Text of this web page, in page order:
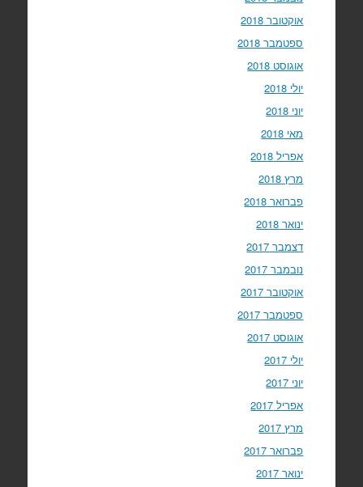
אוקטובר 2018
ספטמבר 2018
אוגוסט 2018
יולי 2018
יוני 2018
מאי 2018
אפריל 2018
מרץ 2018
פברואר 2018
ינואר 2018
דצמבר 2017
נובמבר 2017
אוקטובר 2017
ספטמבר 2017
אוגוסט 2017
יולי 2017
יוני 2017
אפריל 2017
מרץ 2017
פברואר 2017
ינואר 2017